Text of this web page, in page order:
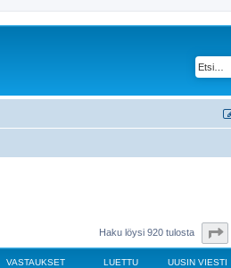
Haku löysi 920 tulosta
VASTAUKSET LUETTU UUSIN VIESTI